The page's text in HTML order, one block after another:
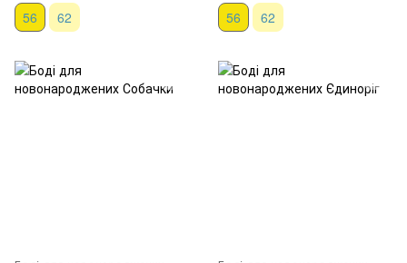
56 62 56 62